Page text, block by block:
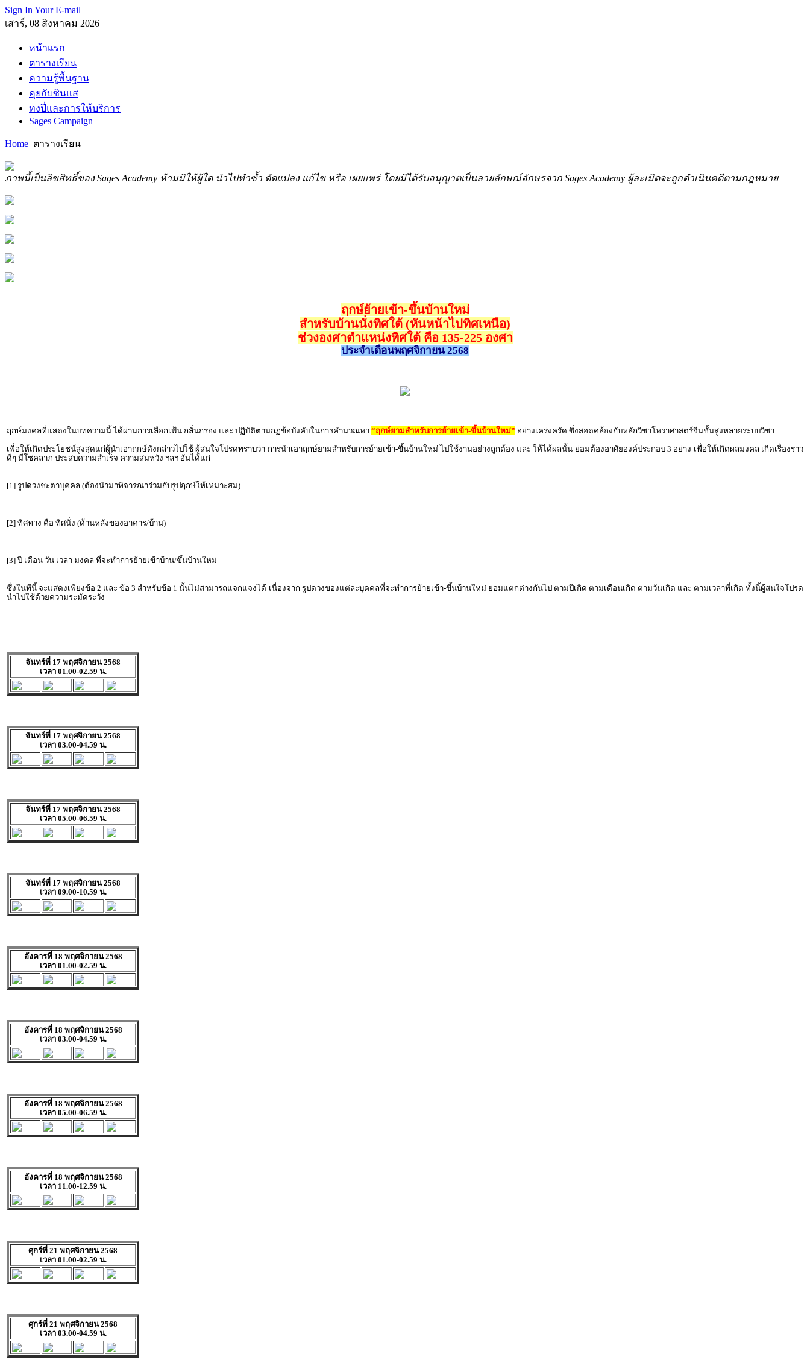
Sign In Your E-mail
เสาร์, 08 สิงหาคม 2026
หน้าแรก
ตารางเรียน
ความรู้พื้นฐาน
คุยกับซินแส
ทงปี่และการให้บริการ
Sages Campaign
Home ตารางเรียน
ภาพนี้เป็นลิขสิทธิ์ของ Sages Academy ห้ามมิให้ผู้ใด นำไปทำซ้ำ ดัดแปลง แก้ไข หรือ เผยแพร่ โดยมิได้รับอนุญาตเป็นลายลักษณ์อักษรจาก Sages Academy ผู้ละเมิดจะถูกดำเนินคดีตามกฎหมาย
ฤกษ์ย้ายเข้า-ขึ้นบ้านใหม่
สำหรับบ้านนั่งทิศใต้ (หันหน้าไปทิศเหนือ)
ช่วงองศาตำแหน่งทิศใต้ คือ 135-225 องศา
ประจำเดือนพฤศจิกายน 2568
ฤกษ์มงคลที่แสดงในบทความนี้ ได้ผ่านการเลือกเฟ้น กลั่นกรอง และ ปฏิบัติตามกฏข้อบังคับในการคำนวณหา “ฤกษ์ยามสำหรับการย้ายเข้า-ขึ้นบ้านใหม่” อย่างเคร่งครัด ซึ่งสอดคล้องกับหลักวิชาโหราศาสตร์จีนชั้นสูงหลายระบบวิชา
เพื่อให้เกิดประโยชน์สูงสุดแก่ผู้นำเอาฤกษ์ดังกล่าวไปใช้ ผู้สนใจโปรดทราบว่า การนำเอาฤกษ์ยามสำหรับการย้ายเข้า-ขึ้นบ้านใหม่ ไปใช้งานอย่างถูกต้อง และ ให้ได้ผลนั้น ย่อมต้องอาศัยองค์ประกอบ 3 อย่าง เพื่อให้เกิดผลมงคล เกิดเรื่องราว
ดีๆ มีโชคลาภ ประสบความสำเร็จ ความสมหวัง ฯลฯ อันได้แก่
[1] รูปดวงชะตาบุคคล (ต้องนำมาพิจารณาร่วมกับรูปฤกษ์ให้เหมาะสม)
[2] ทิศทาง คือ ทิศนั่ง (ด้านหลังของอาคาร/บ้าน)
[3] ปี เดือน วัน เวลา มงคล ที่จะทำการย้ายเข้าบ้าน/ขึ้นบ้านใหม่
ซึ่งในทีนี้ จะแสดงเพียงข้อ 2 และ ข้อ 3 สำหรับข้อ 1 นั้นไม่สามารถแจกแจงได้ เนื่องจาก รูปดวงของแต่ละบุคคลที่จะทำการย้ายเข้า-ขึ้นบ้านใหม่ ย่อมแตกต่างกันไป ตามปีเกิด ตามเดือนเกิด ตามวันเกิด และ ตามเวลาที่เกิด ทั้งนี้ผู้สนใจโปรด
นำไปใช้ด้วยความระมัดระวัง
จันทร์ที่ 17 พฤศจิกายน 2568
เวลา 01.00-02.59 น.
จันทร์ที่ 17 พฤศจิกายน 2568
เวลา 03.00-04.59 น.
จันทร์ที่ 17 พฤศจิกายน 2568
เวลา 05.00-06.59 น.
จันทร์ที่ 17 พฤศจิกายน 2568
เวลา 09.00-10.59 น.
อังคารที่ 18 พฤศจิกายน 2568
เวลา 01.00-02.59 น.
อังคารที่ 18 พฤศจิกายน 2568
เวลา 03.00-04.59 น.
อังคารที่ 18 พฤศจิกายน 2568
เวลา 05.00-06.59 น.
อังคารที่ 18 พฤศจิกายน 2568
เวลา 11.00-12.59 น.
ศุกร์ที่ 21 พฤศจิกายน 2568
เวลา 01.00-02.59 น.
ศุกร์ที่ 21 พฤศจิกายน 2568
เวลา 03.00-04.59 น.